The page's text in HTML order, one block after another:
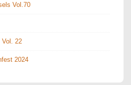
Vol.70
Vol. 22
2024